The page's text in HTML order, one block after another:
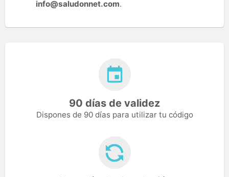
info@saludonnet.com.
90 días de validez
Dispones de 90 días para utilizar tu código